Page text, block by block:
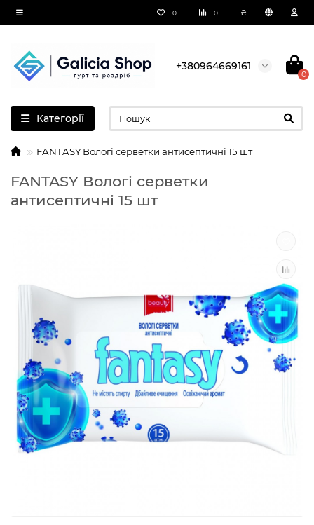
0 0 ₴
+380964669161
0
Категорії
FANTASY Вологі серветки антисептичні 15 шт
FANTASY Вологі серветки
антисептичні 15 шт